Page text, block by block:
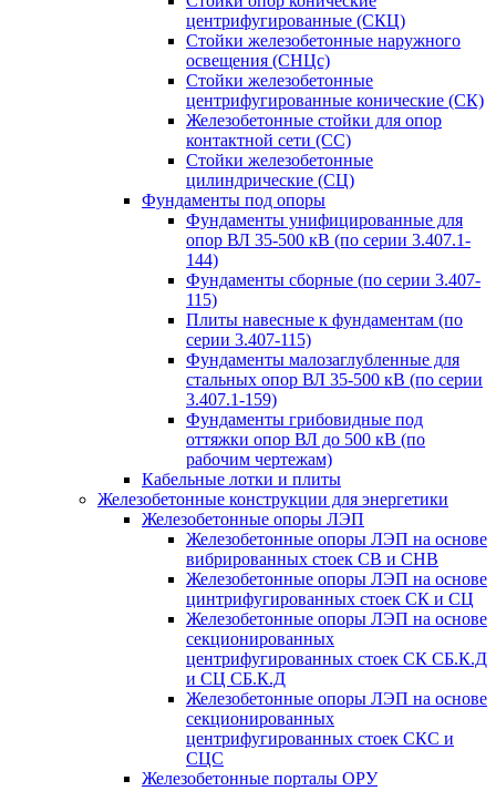
центрифугированные (СКЦ)
Стойки железобетонные наружного
освещения (СНЦс)
Стойки железобетонные
центрифугированные конические (СК)
Железобетонные стойки для опор
контактной сети (СС)
Стойки железобетонные
цилиндрические (СЦ)
Фундаменты под опоры
Фундаменты унифицированные для
опор ВЛ 35-500 кВ (по серии 3.407.1-
144)
Фундаменты сборные (по серии 3.407-
115)
Плиты навесные к фундаментам (по
серии 3.407-115)
Фундаменты малозаглубленные для
стальных опор ВЛ 35-500 кВ (по серии
3.407.1-159)
Фундаменты грибовидные под
оттяжки опор ВЛ до 500 кВ (по
рабочим чертежам)
Кабельные лотки и плиты
Железобетонные конструкции для энергетики
Железобетонные опоры ЛЭП
Железобетонные опоры ЛЭП на основе
вибрированных стоек СВ и СНВ
Железобетонные опоры ЛЭП на основе
цинтрифугированных стоек СК и СЦ
Железобетонные опоры ЛЭП на основе
секционированных
центрифугированных стоек СК СБ.К.Д
и СЦ СБ.К.Д
Железобетонные опоры ЛЭП на основе
секционированных
центрифугированных стоек СКС и
СЦС
Железобетонные порталы ОРУ